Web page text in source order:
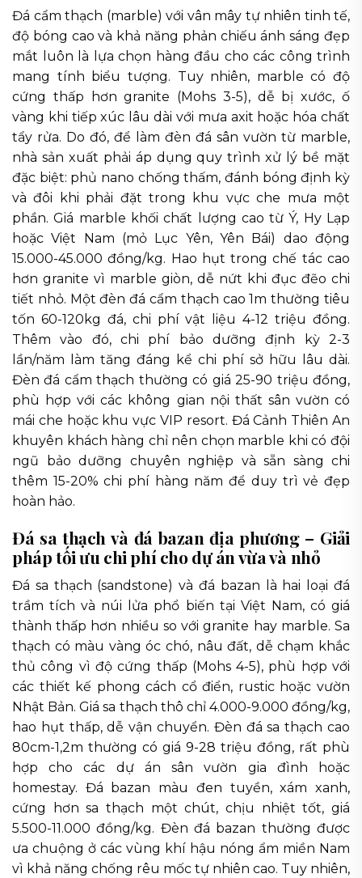
Đá cẩm thạch (marble) với vân mây tự nhiên tinh tế,
độ bóng cao và khả năng phản chiếu ánh sáng đẹp
mắt luôn là lựa chọn hàng đầu cho các công trình
mang tính biểu tượng. Tuy nhiên, marble có độ
cứng thấp hơn granite (Mohs 3-5), dễ bị xước, ố
vàng khi tiếp xúc lâu dài với mưa axit hoặc hóa chất
tẩy rửa. Do đó, để làm đèn đá sân vườn từ marble,
nhà sản xuất phải áp dụng quy trình xử lý bề mặt
đặc biệt: phủ nano chống thấm, đánh bóng định kỳ
và đôi khi phải đặt trong khu vực che mưa một
phần. Giá marble khối chất lượng cao từ Ý, Hy Lạp
hoặc Việt Nam (mỏ Lục Yên, Yên Bái) dao động
15.000-45.000 đồng/kg. Hao hụt trong chế tác cao
hơn granite vì marble giòn, dễ nứt khi đục đẽo chi
tiết nhỏ. Một đèn đá cẩm thạch cao 1m thường tiêu
tốn 60-120kg đá, chi phí vật liệu 4-12 triệu đồng.
Thêm vào đó, chi phí bảo dưỡng định kỳ 2-3
lần/năm làm tăng đáng kể chi phí sở hữu lâu dài.
Đèn đá cẩm thạch thường có giá 25-90 triệu đồng,
phù hợp với các không gian nội thất sân vườn có
mái che hoặc khu vực VIP resort. Đá Cảnh Thiên An
khuyên khách hàng chỉ nên chọn marble khi có đội
ngũ bảo dưỡng chuyên nghiệp và sẵn sàng chi
thêm 15-20% chi phí hàng năm để duy trì vẻ đẹp
hoàn hảo.
Đá sa thạch và đá bazan địa phương – Giải
pháp tối ưu chi phí cho dự án vừa và nhỏ
Đá sa thạch (sandstone) và đá bazan là hai loại đá
trầm tích và núi lửa phổ biến tại Việt Nam, có giá
thành thấp hơn nhiều so với granite hay marble. Sa
thạch có màu vàng óc chó, nâu đất, dễ chạm khắc
thủ công vì độ cứng thấp (Mohs 4-5), phù hợp với
các thiết kế phong cách cổ điển, rustic hoặc vườn
Nhật Bản. Giá sa thạch thô chỉ 4.000-9.000 đồng/kg,
hao hụt thấp, dễ vận chuyển. Đèn đá sa thạch cao
80cm-1,2m thường có giá 9-28 triệu đồng, rất phù
hợp cho các dự án sân vườn gia đình hoặc
homestay. Đá bazan màu đen tuyền, xám xanh,
cứng hơn sa thạch một chút, chịu nhiệt tốt, giá
5.500-11.000 đồng/kg. Đèn đá bazan thường được
ưa chuộng ở các vùng khí hậu nóng ẩm miền Nam
vì khả năng chống rêu mốc tự nhiên cao. Tuy nhiên,